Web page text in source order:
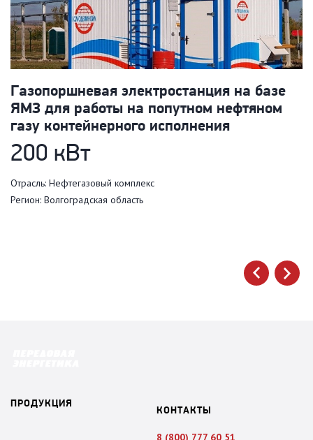
Газопоршневая электростанция на базе
ЯМЗ для работы на попутном нефтяном
газу контейнерного исполнения
200 кВт
Отрасль: Нефтегазовый комплекс
Регион: Волгоградская область
prev
next
ПРОДУКЦИЯ
КОНТАКТЫ
8 (800) 777 60 51